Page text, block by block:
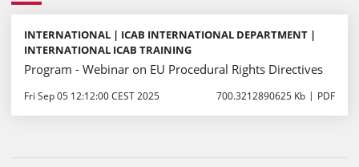
INTERNATIONAL | ICAB INTERNATIONAL DEPARTMENT |
INTERNATIONAL ICAB TRAINING
Program - Webinar on EU Procedural Rights Directives
Fri Sep 05 12:12:00 CEST 2025 700.3212890625 Kb PDF